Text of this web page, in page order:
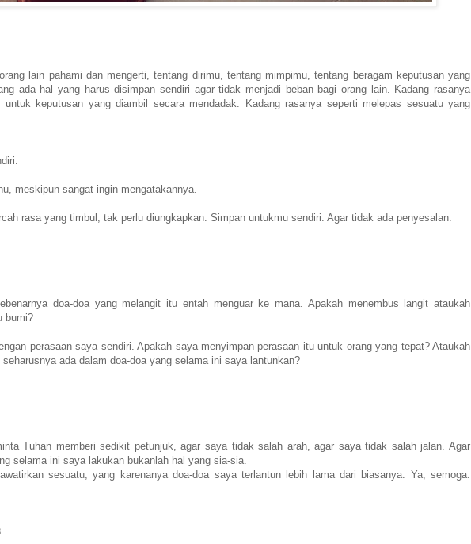
lain pahami dan mengerti, tentang dirimu, tentang mimpimu, tentang beragam keputusan yang
ada hal yang harus disimpan sendiri agar tidak menjadi beban bagi orang lain. Kadang rasanya
untuk keputusan yang diambil secara mendadak. Kadang rasanya seperti melepas sesuatu yang
meskipun sangat ingin mengatakannya.
rasa yang timbul, tak perlu diungkapkan. Simpan untukmu sendiri. Agar tidak ada penyesalan.
doa-doa yang melangit itu entah menguar ke mana. Apakah menembus langit ataukah
bumi?
perasaan saya sendiri. Apakah saya menyimpan perasaan itu untuk orang yang tepat? Ataukah
ada dalam doa-doa yang selama ini saya lantunkan?
Tuhan memberi sedikit petunjuk, agar saya tidak salah arah, agar saya tidak salah jalan. Agar
selama ini saya lakukan bukanlah hal yang sia-sia.
sesuatu, yang karenanya doa-doa saya terlantun lebih lama dari biasanya. Ya, semoga.